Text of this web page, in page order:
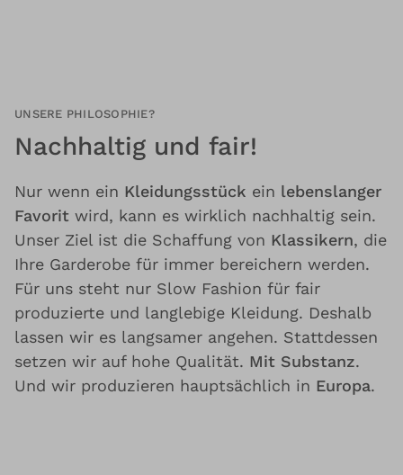
UNSERE PHILOSOPHIE?
Nachhaltig und fair!
Nur wenn ein Kleidungsstück ein lebenslanger
Favorit wird, kann es wirklich nachhaltig sein.
Unser Ziel ist die Schaffung von Klassikern, die
Ihre Garderobe für immer bereichern werden.
Für uns steht nur Slow Fashion für fair
produzierte und langlebige Kleidung. Deshalb
lassen wir es langsamer angehen. Stattdessen
setzen wir auf hohe Qualität. Mit Substanz.
Und wir produzieren hauptsächlich in Europa.